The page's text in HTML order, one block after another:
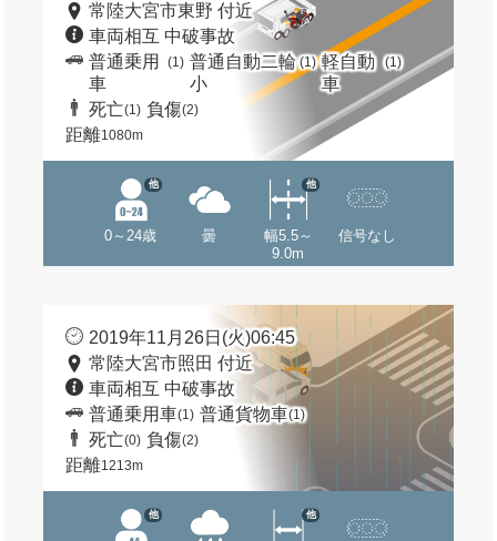
常陸大宮市東野 付近
車両相互 中破事故
普通乗用
車
(1) 普通自動二輪
小
(1) 軽自動
車
(1)
死亡(1) 負傷(2)
距離1080m
0～24歳
他
曇
幅5.5～
9.0m
他
信号なし
2019年11月26日(火)06:45
常陸大宮市照田 付近
車両相互 中破事故
普通乗用車(1) 普通貨物車(1)
死亡(0) 負傷(2)
距離1213m
他 他